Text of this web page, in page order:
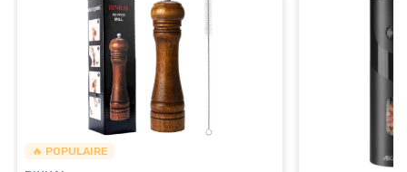
🔥 POPULAIRE